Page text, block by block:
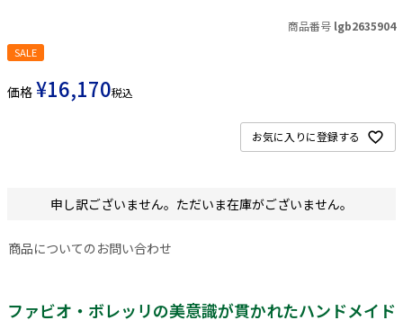
商品番号 lgb2635904
SALE
価格 ¥16,170税込
お気に入りに登録する
申し訳ございません。ただいま在庫がございません。
商品についてのお問い合わせ
ファビオ・ボレッリの美意識が貫かれたハンドメイド